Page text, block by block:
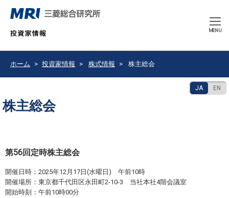
CLOSE
MENU
ホーム 投資家情報 株式情報 株主総会
株主総会
JA EN
第56回定時株主総会
開催日時：2025年12月17日(水曜日) 午前10時
開催場所：東京都千代田区永田町2-10-3 当社本社4階会議室
開始時刻：午前10時00分